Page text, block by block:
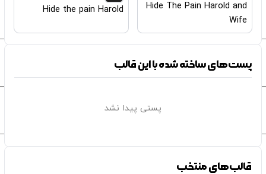
Hide The Pain Harold and
Wife
Hide the pain Harold
پست‌های ساخته شده با این قالب
پستی پیدا نشد
قالب‌های منتخب